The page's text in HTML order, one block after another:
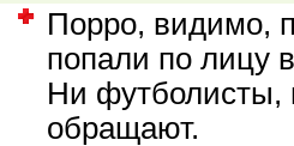
Порро, видимо,
попали по лицу
Ни футболисты,
обращают.